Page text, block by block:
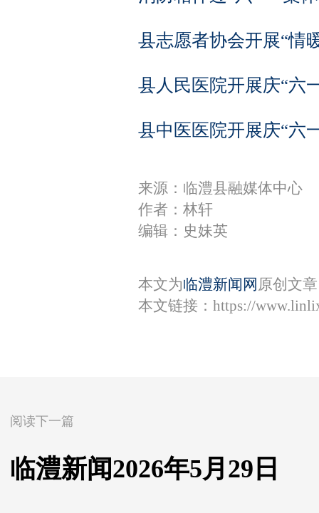
县志愿者协会开展“情
县人民医院开展庆“六
县中医医院开展庆“六
来源：临澧县融媒体中心
作者：林轩
编辑：史妹英
本文为临澧新闻网 原创文
本文链接： https://
阅读下一篇
临澧新闻2026年5月29日